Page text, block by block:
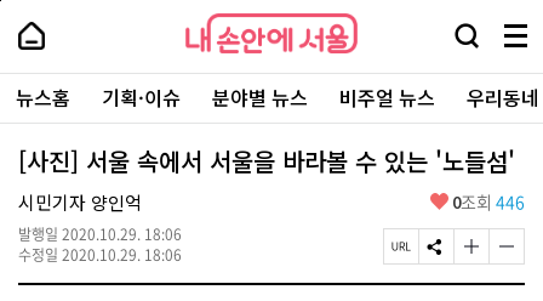
본
로
가
내
손
안
에
서
울
-
서
울
시
대
표
소
내
손
에
울
검
창
열
기
메
뉴
전
체
보
기
주
요
서
뉴스홈 기획·이슈 분야별 뉴스 비주얼 뉴스 우리동
[사진] 서울 속에서 서울을 바라볼 수 있는 '노들섬'
시민기자 양인억
발행일 2020.10.29. 18:06
수정일 2020.10.29. 18:06
좋
요
0조회 446
페
이
S
N
글
자
글
자
페
상
단
로